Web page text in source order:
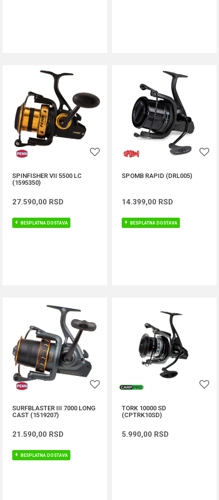
SPINFISHER VII 5500 LC
(1595350)
27.590,00 RSD
BESPLATNA DOSTAVA
SPOMB RAPID (DRL005)
14.399,00 RSD
BESPLATNA DOSTAVA
SURFBLASTER III 7000 LONG
CAST (1519207)
21.590,00 RSD
BESPLATNA DOSTAVA
TORK 10000 SD
(CPTRK10SD)
5.990,00 RSD